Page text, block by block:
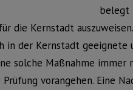
belegt
die Kernstadt
in der Kernstadt
solche Maßnahme
vorangehen. Eine